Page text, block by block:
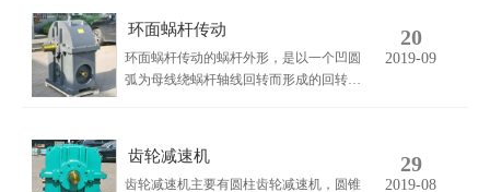
动，环面蜗杆传动，和锥面蜗杆传动。圆
柱蜗杆传动，按蜗杆轴面齿形又可分为普
通蜗杆传动和圆弧齿圆柱蜗杆传动。
环面蜗杆传动
环面蜗杆传动的蜗杆外形，是以一个凹圆
弧为母线绕蜗杆轴线回转而形成的回转
a的距离等于蜗杆传动的a距；蜗杆与刀座
分别绕各自轴线回转的转速比，等于蜗杆
传动的传动比。
20
2019-09
齿轮减速机
齿轮减速机主要有圆柱齿轮减速机，圆锥
29
2019-08